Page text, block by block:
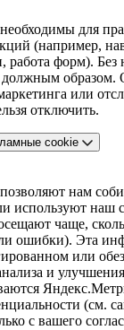
для
(например,
работа форм).
образом.
или
отключить.
cookie
нам
используют наш
чаще,
ошибки). Эта
или
и
(см.
с вашего